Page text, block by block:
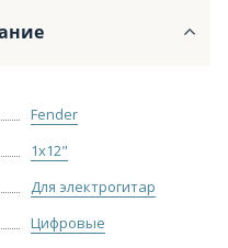
Fender
1х12"
Для электрогитар
Цифровые